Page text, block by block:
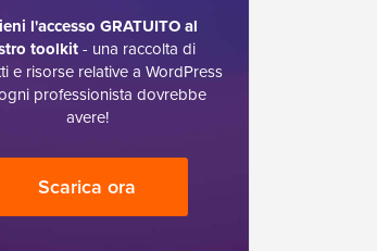
l'accesso GRATUITO al
toolkit- una raccolta di
e risorse relative a WordPress
professionista dovrebbe
avere!
Scarica ora